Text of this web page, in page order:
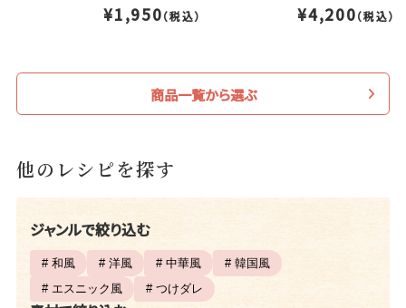
¥1,950（税込） ¥4,200（税込）
商品一覧から選ぶ
他のレシピを探す
ジャンルで絞り込む
# 和風 # 洋風 # 中華風
# 韓国風
# エスニック風
# つけダレ